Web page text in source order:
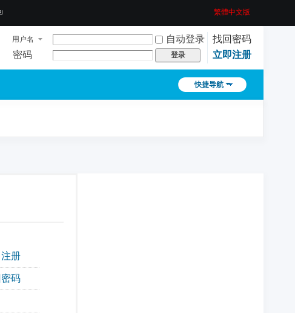
繁體中文版
用户名 自动登录
找回密码
密码
登录 立即注册
快捷导航
册
码